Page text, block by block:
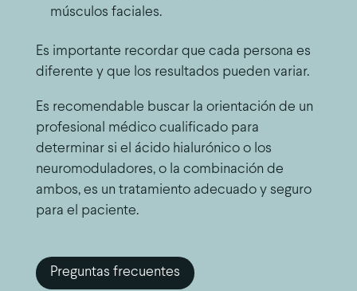
músculos faciales.
Es importante recordar que cada persona es
diferente y que los resultados pueden variar.
Es recomendable buscar la orientación de un
profesional médico cualificado para
determinar si el ácido hialurónico o los
neuromoduladores, o la combinación de
ambos, es un tratamiento adecuado y seguro
para el paciente.
Preguntas frecuentes